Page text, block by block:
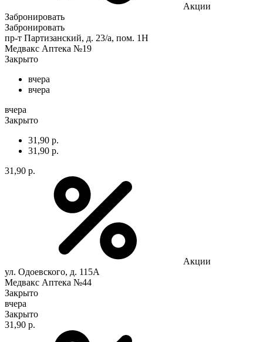
Акции
Забронировать
Забронировать
пр-т Партизанский, д. 23/а, пом. 1Н
Медвакс Аптека №19
Закрыто
вчера
вчера
вчера
Закрыто
31,90 р.
31,90 р.
31,90 р.
Акции
ул. Одоевского, д. 115А
Медвакс Аптека №44
Закрыто
вчера
Закрыто
31,90 р.